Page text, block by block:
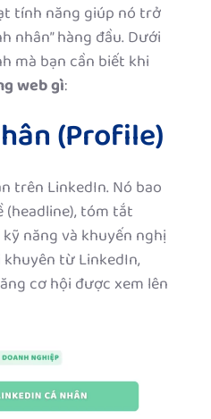
tính năng giúp nó trở
nhân” hàng đầu. Dưới
mà bạn cần biết khi
web gì:
(Profile)
trên LinkedIn. Nó bao
(headline), tóm tắt
năng và khuyến nghị
từ LinkedIn,
cơ hội được xem lên